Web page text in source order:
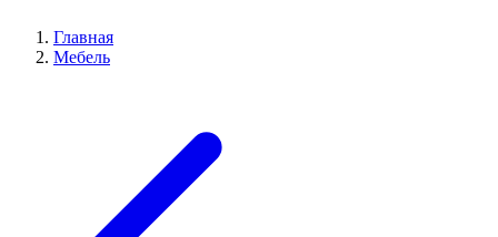
Главная
Мебель